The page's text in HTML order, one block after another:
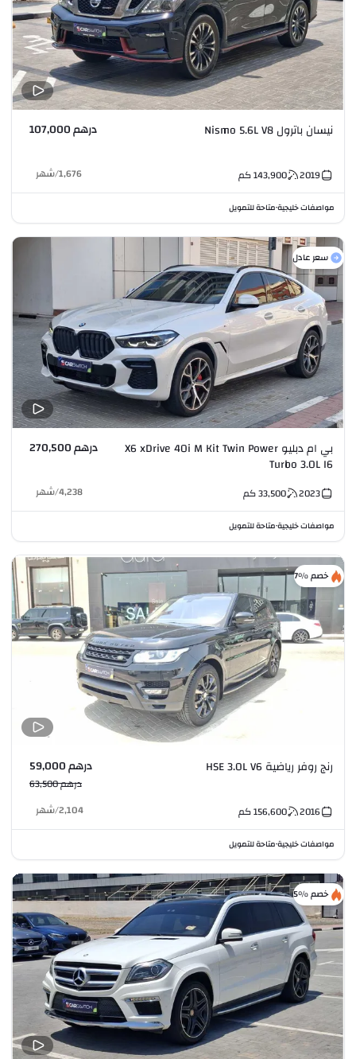
نيسان باترول Nismo 5.6L V8 درهم 107,000
2019
143,900كم 1,676
/شهر
مواصفات خليجية•متاحة للتمويل
سعر عادل
بي ام دبليو X6 xDrive 40i M Kit Twin Power
Turbo 3.0L I6
درهم 270,500
2023
33,500كم 4,238
/شهر
مواصفات خليجية•متاحة للتمويل
خصم %7
رنج روفر رياضية HSE 3.0L V6 درهم 59,000
درهم 63,500
2016
156,600كم 2,104
/شهر
مواصفات خليجية•متاحة للتمويل
خصم %5